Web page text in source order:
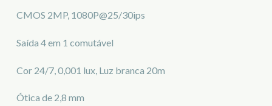
CMOS 2MP, 1080P@25/30ips
Saída 4 em 1 comutável
Cor 24/7, 0,001 lux, Luz branca 20m
Ótica de 2,8 mm